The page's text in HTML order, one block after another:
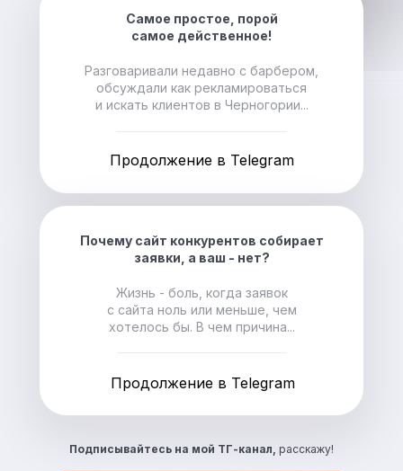
Подписывайтесь на мой ТГ-канал, расскажу!
Самое простое, порой
самое действенное!
Разговаривали недавно с барбером,
обсуждали как рекламироваться
и искать клиентов в Черногории...
Продолжение в Telegram
Почему сайт конкурентов собирает
заявки, а ваш - нет?
Жизнь - боль, когда заявок
с сайта ноль или меньше, чем
хотелось бы. В чем причина...
Продолжение в Telegram